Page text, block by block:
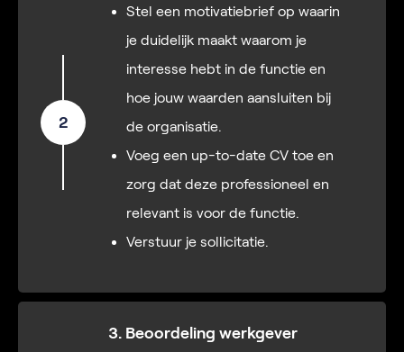
2
Stel een motivatiebrief op waarin
je duidelijk maakt waarom je
interesse hebt in de functie en
hoe jouw waarden aansluiten bij
de organisatie.
Voeg een up-to-date CV toe en
zorg dat deze professioneel en
relevant is voor de functie.
Verstuur je sollicitatie.
3. Beoordeling werkgever